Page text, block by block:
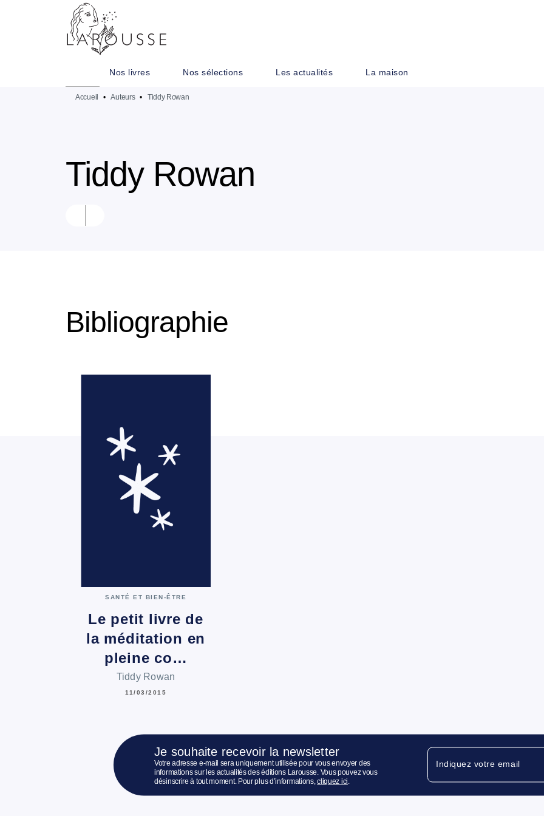
MENU
Nos livres Nos sélections Les actualités La maison
Accueil • Auteurs • Tiddy Rowan
Tiddy Rowan
Bibliographie
SANTÉ ET BIEN-ÊTRE
Le petit livre de
la méditation en
pleine co…
Tiddy Rowan
11/03/2015
Je souhaite recevoir la newsletter
Votre adresse e-mail sera uniquement utilisée pour vous envoyer des
informations sur les actualités des éditions Larousse. Vous pouvez vous
désinscrire à tout moment. Pour plus d’informations,cliquez ici
Indiquez votre email